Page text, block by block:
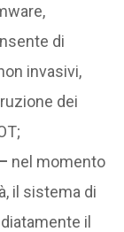
di
invasivi,
dei
nel momento
il sistema di
il